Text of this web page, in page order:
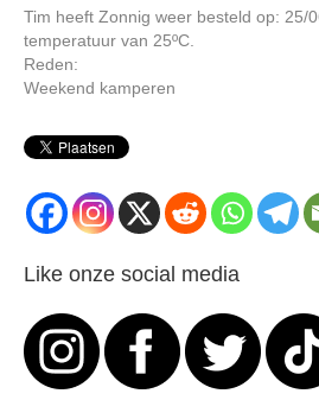
Tim heeft Zonnig weer besteld op: 25/
temperatuur van 25ºC.
Reden:
Weekend kamperen
Like onze social media